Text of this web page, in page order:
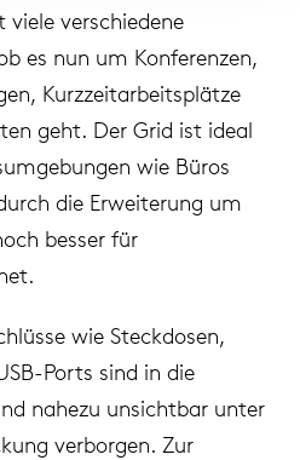
verschiedene
es nun um Konferenzen,
Kurzzeitarbeitsplätze
geht. Der Grid ist ideal
wie Büros
die Erweiterung um
besser für
wie Steckdosen,
Ports sind in die
nahezu unsichtbar unter
verborgen. Zur